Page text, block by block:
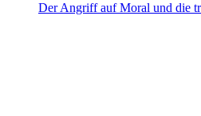
Der Angriff auf Moral und die